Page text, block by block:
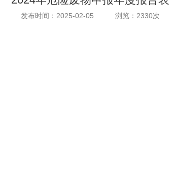
发布时间：2025-02-05 浏览：2330次